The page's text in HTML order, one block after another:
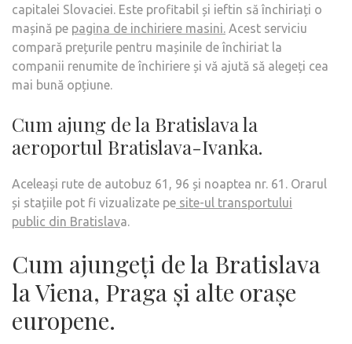
capitalei Slovaciei. Este profitabil și ieftin să închiriați o
mașină pe pagina de inchiriere masini. Acest serviciu
compară prețurile pentru mașinile de închiriat la
companii renumite de închiriere și vă ajută să alegeți cea
mai bună opțiune.
Cum ajung de la Bratislava la
aeroportul Bratislava-Ivanka.
Aceleași rute de autobuz 61, 96 și noaptea nr. 61. Orarul
și stațiile pot fi vizualizate pe site-ul transportului
public din Bratislava.
Cum ajungeți de la Bratislava
la Viena, Praga și alte orașe
europene.